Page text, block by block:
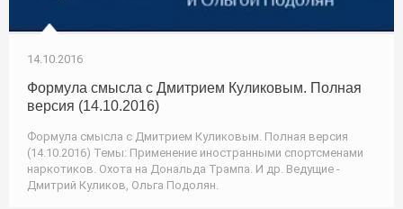
14.10.2016
Формула смысла с Дмитрием Куликовым. Полная
версия (14.10.2016)
Формула смысла с Дмитрием Куликовым. Полная версия
(14.10.2016) Темы: Применение иностранными спортсменами
наркотиков. Охота на Дональда Трампа. И др. Ведущие -
Дмитрий Куликов, Ольга Подолян.